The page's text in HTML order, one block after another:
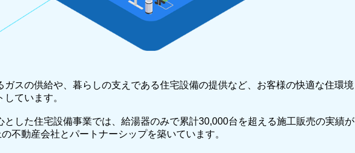
ガスの供給や、暮らしの支えである住宅設備の提供など、お客様の快適な住環境
ています。
とした住宅設備事業では、給湯器のみで累計30,000台を超える施工販売の実績が
不動産会社とパートナーシップを築いています。